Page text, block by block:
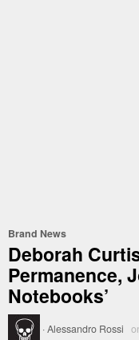
Brand News
Deborah
Permanence,
Notebooks’
·Alessandro Rossi